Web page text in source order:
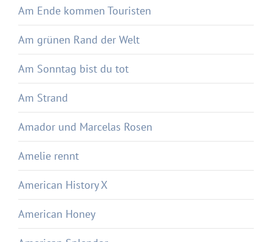
Am Ende kommen Touristen
Am grünen Rand der Welt
Am Sonntag bist du tot
Am Strand
Amador und Marcelas Rosen
Amelie rennt
American History X
American Honey